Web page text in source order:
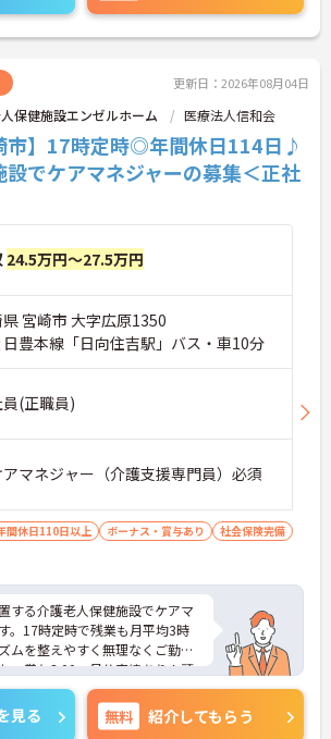
更新日：2026年08月04日
保健施設エンゼルホーム 医療法人信和会
市】17時定時◎年間休日114日♪
設でケアマネジャーの募集＜正社
24.5万円～27.5万円
宮崎市 大字広原1350
日豊本線「日向住吉駅」バス・車10分
(正職員)
マネジャー（介護支援専門員）必須
間休日110日以上 ボーナス・賞与あり
社会保険完備
する介護老人保健施設でケアマ
。17時定時で残業も月平均3時
ムを整えやすく無理なくご勤務
、賞与3.00ヶ月分実績あり！頑
価され還元されます◎ご興味の
イントお伝えしますのでご気軽
さい。
見る 無料 紹介してもらう